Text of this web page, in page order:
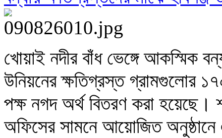
খোয়াই নদীর বাঁধ ভেঙ্গে আকস্মিক
উনিয়নের ক্ষতিগ্রস্ত গ্রামগুলোর
পক্ষ নগদ অর্থ বিতরণ করা হয়েছে।
অফিসের সামনে আয়োজিত